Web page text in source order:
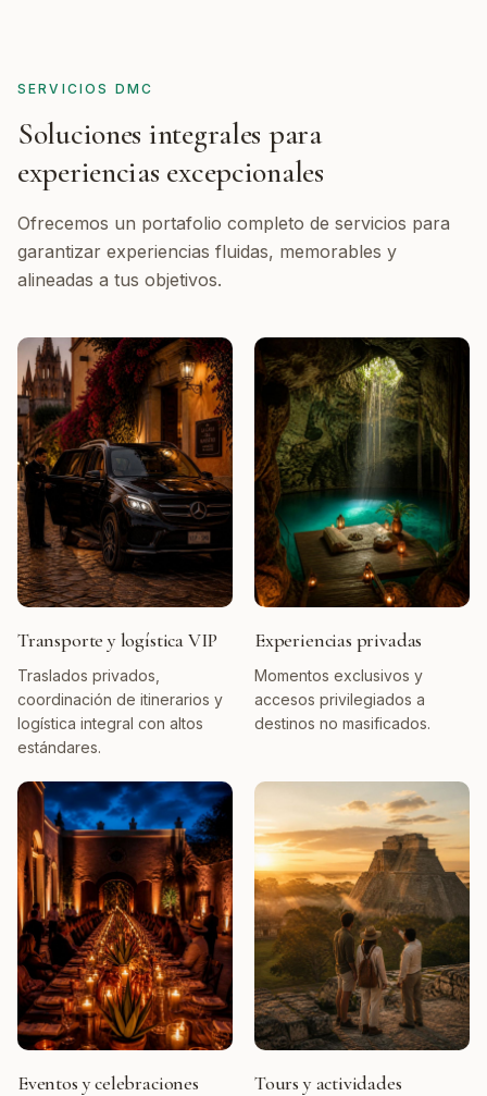
SERVICIOS DMC
Soluciones integrales para
experiencias excepcionales
Ofrecemos un portafolio completo de servicios para
garantizar experiencias fluidas, memorables y
alineadas a tus objetivos.
Transporte y logística VIP
Traslados privados,
coordinación de itinerarios y
logística integral con altos
estándares.
Experiencias privadas
Momentos exclusivos y
accesos privilegiados a
destinos no masificados.
Eventos y celebraciones Tours y actividades